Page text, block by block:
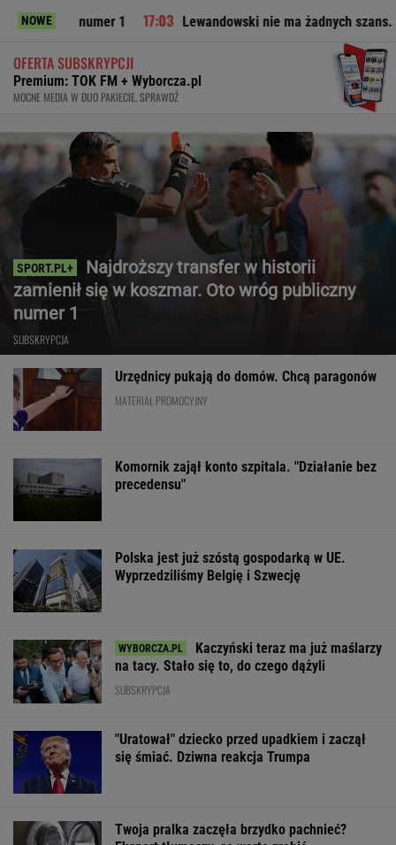
NOWE
numer 1 Lewandowski nie ma żadnych szans. Ekspert
OFERTA SUBSKRYPCJI
Premium: TOK FM + Wyborcza.pl
MOCNE MEDIA W DUO PAKIECIE. SPRAWDŹ
Najdroższy transfer w historii
zamienił się w koszmar. Oto wróg publiczny
numer 1
SUBSKRYPCJA
Urzędnicy pukają do domów. Chcą paragonów
MATERIAŁ PROMOCYJNY
Komornik zajął konto szpitala. "Działanie bez
precedensu"
Polska jest już szóstą gospodarką w UE.
Wyprzedziliśmy Belgię i Szwecję
Kaczyński teraz ma już maślarzy
na tacy. Stało się to, do czego dążyli
SUBSKRYPCJA
"Uratował" dziecko przed upadkiem i zaczął
się śmiać. Dziwna reakcja Trumpa
Twoja pralka zaczęła brzydko pachnieć?